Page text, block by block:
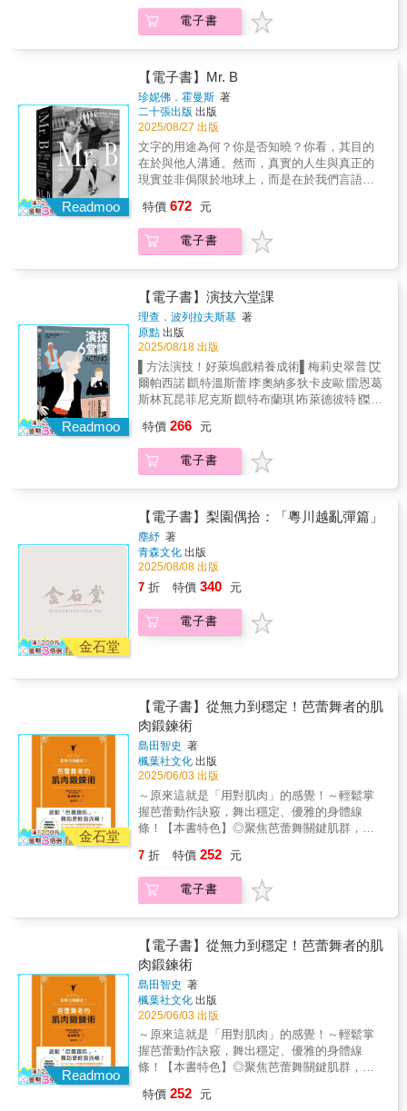
是一部男女老少都能看得歡頭喜面、嘴笑目笑
的作品。期待大家用輕鬆的心情開始閱讀的旅
程，享受故事，享受故事帶來的感動。《創治
事對話呼應。也許五十年、一百年後，後代子
孫也會用一樣的方式，來理解我們這代的紛擾
和混亂。—王榮裕（金枝演社創辦人、藝術總
監）邱罔舍只想整人，我只想娛樂你。至於有
沒有做到，敬請各位觀眾評判。—紀蔚然（國
立臺灣大學戲劇學系名譽教授）編劇紀蔚然從
頭到尾安插了許多台語俚俗的對照及衍生情
詞對話編織了一部台語為主體的現代戲劇，獨
立於一般以華語為思考的話劇或舞台劇。—傅
裕惠（國立臺灣大學戲劇學系兼任助理教授）
按呢繼續鼓舞、做伙拍拚，相信咱ê台語文化就
thang代代生湠，開花結子到永世代無盡。—陳
豐惠（李江却台語文教基金會執行長）
山迪•法蘭克告訴你劇本、改編、續集以及翻
拍......什麼樣的故事，人們願意掏錢？ 一次掌
追求完美容易流於批判他人助人型： 互動圓
融，但不擅婉拒他人要求成就型： 高度專注，
但易受權力左右而成為工作狂自我型： 個性鮮
明，但對於他人批評過度敏感調查型： 善於觀
察，但容易流於傲慢不與人溝通忠誠型： 忠誠
負責，但對於決策不夠果斷活躍型： 多才多
藝，但無法專注單一事物挑戰型： 權威果斷，
但希望他人按照他們方式做事和平型： 隨和大
方，但容易附和他人揚棄個人觀點■ 8種角色設
為了彌補在車禍中害死妻子，選擇以自殺來器
捐的蒂姆.…..灰姑娘型：《攻其不備》用愛照
料黑人養子使他最終成為傑出球員的偉大養母.
身派對，最終卻渴望回家的四個傻男.…..睡美
人型：《北非諜影》為愛失憶的李克與舊情人
伊爾莎再次重逢的動人瞬間.…..怪物型：《金
剛》直到最後一刻仍在守護美人安•黛洛的體貼
大猩猩.…..進化型：《300壯士：斯巴達的逆
襲》斯巴達勇士用壯烈犧牲，寫下歷史英勇一
頁.…..退化型： 《教父》面臨父親大哥接連遭
…..堅持型：《黑暗騎士》小丑與蝙蝠俠之戰，
蝙蝠俠自始至終奮力抵抗的毅力.…..■暢銷的故
事，來自於成功的人物角色 本書是眾多的
論，並且使用了大量實際的電影和電視劇作為
案例來分析論證。這套理論把編劇這種似乎主
要依靠劇作者個人才情和想像力完成的事情，
變成了在理性分析的基礎上按照規則來行
事。 書中還進一步闡述了構建人物內心戲
的方法。把內心遊戲分成轉變型和神話型兩大
類，以及八種角色模式，然後再詳細分析兩類
劇本的特點和編劇方法。此外，還介紹了一個
以使角色的轉變連貫流暢可信。 本書也分
遊戲的特點，並專門討論了電視劇的內心遊
戲。並於全書的結尾中提供了檢查完成後的劇
本的方法。■人們究竟為了什麼樣的故事而願意
掏錢？一部電影或劇本成功與否，與敵手的強
弱、崇高的追求或機智的對白關係不大，真正
起作用的是一個精心建構、引人入勝的「內心
戲」。──《黛妃與女王》成功的人物內心戲引
發了票房熱預算約1500萬美元，全球票房超過
王不斷面對選擇衝突，最後，女王發生了改
變，她明白了他的人民熱愛黛妃，而他們需要
女王認可他們的情感。人們正是為了這內心掙
扎過程而掏錢。──《全面反擊》失敗的內心戲
5000萬美元喬治克隆尼飾演的失意律師，因案
捲入朋友的謀殺事件，他提出數百萬美元條件
同意掩蓋真相，之後他出賣了對方，變成不為
金錢而放棄自我的角色。問題是，他從未被刻
畫成是為了錢而可以出賣自己靈魂的人……故
事中的主角，沒有可以令人信服的內心改變！●
業界好評本書完美融合了理論和步驟式的提
點，正當你以為關於劇本寫作應該沒有甚麼能
再講的時候，這本書就出現了。--------------勞倫
斯•柯納（Lawerence Konner），電影《決戰猩
球》、《超人4：尋求和平》、《星艦迷航VI：
電子書
Readmoo
【電子書】Mr. B
珍妮佛．霍曼斯 著
二十張出版 出版
2025/08/27 出版
文字的用途為何？你是否知曉？你看，其目的
在於與他人溝通。然而，真實的人生與真正的
現實並非侷限於地球上，而是在於我們言語無
上的事物，而這就是你無法前進的原因。通道
為你敞開，但道路卻很狹窄。我相信當下。我
相信那一刻，我相信我所看到的。舞蹈的重要
治．巴蘭欽（George Balanchine，1904-
1983）★林懷民 國家文藝獎得主．雲門舞集創
辦人／林麗珍 國家文藝獎得主．無垢舞蹈劇場
創辦人暨藝術總監／金希文 國家文藝獎得主．
作曲家．指揮家／簡秀枝 典藏藝術家庭社長暨
發行人／何曉玫 國家文藝獎得主．Meimage
Dance藝術總監／簡文彬 國家文藝獎得主．衛
武營國家藝術文化中心藝術總監／耿一偉 衛武
營國家藝術文化中心戲劇顧問／許芳宜 國家文
法 國家文藝獎得主．布拉瑞揚舞團藝術總監／
莊媛婷 臺灣芭蕾舞團團長─大師深信大師★ 決
選入圍普立茲傳記文學獎（PULITZER PRIZE
for the National Book Critics Circle Award）、
洛杉磯時報圖書獎（Los Angeles Times Book
Prize）、美國筆會／杰奎琳．博格拉德．韋爾
德獎（the PEN/Jacqueline Bograd Weld
Award）、《柯克斯》年度書籍獎（Kirkus
Prize）★ 《紐約時報書評》（The New York
Times Book Review）、《紐約客》（The
報》編輯推薦（New York Times Editors'
Choice）★ 普魯塔克最佳傳記獎（Plutarch
Award for Best Biography）．馬菲爾德藝術寫
作獎（Marfield Prize for Arts Writing）◤以動
盪的世紀為背景，描繪出橫跨巴蘭欽一生的寬
闊肖像畫，從而讓這位被《紐約時報》譽為
「舞蹈界的莎士比亞」躍然紙上◢喬治．巴蘭
欽的二十世紀∣巴蘭欽可說是有史以來最偉大的
編舞家，二十世紀的文化巨擘之一。他創作了
四百多部芭蕾舞劇，包括《小夜曲》
鉗》（The Nutcracker）。他以激進的手法重
新詮釋芭蕾藝術，其作品不僅代表時下崇尚的
效率和都市成就，更追求卓越的自由和創新。
便是死去的身軀也得以進入永恆的領域，自帶
一絲靈性和救贖之感。珍妮佛．霍曼斯為了撰
寫本書而深入研究關於巴蘭欽的一切，超過十
年時間，讓他引領自己穿梭於俄羅斯、歐洲與
美洲的各大檔案館，深入文學、音樂與藝術的
浩瀚領域。以逾百份訪談和研究為基礎，參考
文獻來自俄羅斯、歐洲和美洲各地的檔案館，
藉著優美高超的藝術性筆法，帶領我們回顧巴
入瞭解他不凡的舞蹈創作過程。巴蘭欽的一生
特價 672 元
電子書
Readmoo
【電子書】演技六堂課
理查．波列拉夫斯基 著
原點 出版
2025/08/18 出版
▌方法演技！好萊塢戲精養成術▌梅莉史翠普∣艾
爾帕西諾∣凱特溫斯蕾∣李奧納多狄卡皮歐∣雷恩葛
斯林瓦昆菲尼克斯∣凱特布蘭琪∣布萊德彼特∣傑克
在用的表演聖經▌專業好評推薦────「這本書
就像表演旅程的 Google Map！用深入淺出的
「方法表演」精髓，帶你看透成為角色的路
者姚坤君∣國立台灣大學戲劇學系教授耿一偉∣衛
武營國家藝術文化中心戲劇顧問陳彥廷∣國立台
灣藝術大學戲劇學系副教授／演員陳湘琪∣金馬
影后、國立台北藝術大學劇場設計系及電影系
教授黃尚禾∣演員黃建業∣台北藝術大學戲劇系榮
譽教授聞天祥∣台北金馬影展執行委員會執行長
(推薦者依姓名筆畫排序)▌演技，有方法情感調
配，聲音的力量，身體每吋肌肉的控制，直
讓原本虛構的故事成為觀看者心中的實相。•情
片刻，都能自由取用與調度。•戲劇動作弄清楚
戲劇主旨與核心，才能知道要如何精準運用肢
體動作達成目的。•角色塑造學好基本技術，開
始研究角色、打磨角色，最終活出一個完整的
角色。•觀察與蒐集用觀察採集生命片段，打造
演技資料庫。任何角色都能立刻「上戲」。•節
奏利用節奏，設計觀看者每一個反應；一步步
誘捕觀眾，直到掉進表演裡。▌師承史坦尼斯拉
的開山之作本書透過一名戲劇大師與一名新手
演員的對話，在閒談中逐步推導出演技的真
諦：如何投入角色、與角色接軌？如何「感
受」角色、而不是「假裝」？透過闡述六道演
技功課：「保持專注」「發揮情感」「施展動
作」「塑造角色」「睜眼觀察」「引領節
奏」，一步步帶領素人邁向專業之路。•系統化
講述方法演技的第一本本書作者理查．波列拉
夫斯基，師承「方法演技」開山始祖──史坦尼
斯拉夫斯基學習表演體系，並為莫斯科藝術劇
院「第一工作室」（First Studio）負責人。他
將宗師的這套表演體系帶到美國，成立了表演
學校「美國實驗劇院」（American Laboratory
Theatre），開始教授史坦尼斯拉夫斯基表演體
系，使得「方法演技」這套表演技巧首次在美
國生根，並於1933年將這套體系整理成書
特價 266 元
電子書
金石堂
【電子書】梨園偶拾：「粵川越亂彈篇」
塵紓 著
青森文化 出版
2025/08/08 出版
7 折 特價 340 元
電子書
金石堂
【電子書】從無力到穩定！芭蕾舞者的肌
肉鍛鍊術
島田智史 著
楓葉社文化 出版
2025/06/03 出版
～原來這就是「用對肌肉」的感覺！～輕鬆掌
握芭蕾動作訣竅，舞出穩定、優雅的身體線
條！【本書特色】◎聚焦芭蕾舞關鍵肌群，解
表現力的身體！◎結合「呼吸」、「穴道」與
「解剖原理」，用最安全有效的方式開啟核心
肌力！◎對應常見問題，提出精準調整方法，
力！」──這些再熟悉不過的課堂叮嚀，你是否
曾經苦苦練習，卻始終找不到正確的用力方
式？明明努力了，腿卻抬不起來、轉圈總是搖
晃？其實，關鍵就在於你是否真正「啟動」了
正確的芭蕾肌肉！★★用解剖視角打造「會跳
舞的肌肉」★★《從無力到穩定！芭蕾舞者的
肌肉鍛鍊術》是由日本知名「芭蕾舞者治療
所」院長島田智史撰寫，以多年的臨床經驗為
基礎，精準分析舞蹈所需肌群的功能與調整方
法。從最基礎的核心肌力出發，延伸至踮腳、
7 折 特價 252 元
電子書
Readmoo
【電子書】從無力到穩定！芭蕾舞者的肌
肉鍛鍊術
島田智史 著
楓葉社文化 出版
2025/06/03 出版
～原來這就是「用對肌肉」的感覺！～輕鬆掌
握芭蕾動作訣竅，舞出穩定、優雅的身體線
條！【本書特色】◎聚焦芭蕾舞關鍵肌群，解
表現力的身體！◎結合「呼吸」、「穴道」與
特價 252 元